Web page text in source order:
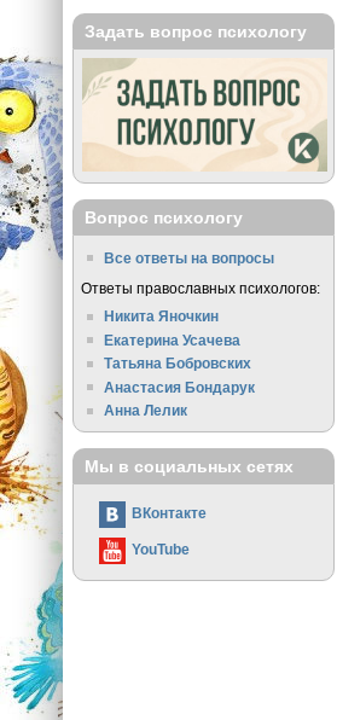
Задать вопрос психологу
Вопрос психологу
Все ответы на вопросы
Ответы православных психологов:
Никита Яночкин
Екатерина Усачева
Татьяна Бобровских
Анастасия Бондарук
Анна Лелик
Мы в социальных сетях
ВКонтакте
YouTube